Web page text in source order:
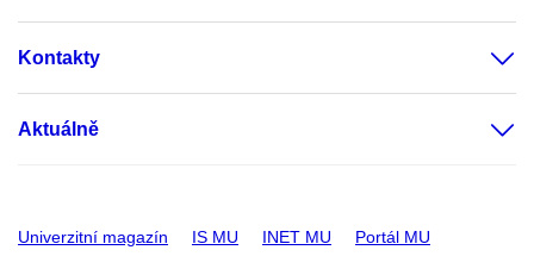
Kontakty
Aktuálně
Univerzitní magazín IS MU INET MU Portál MU